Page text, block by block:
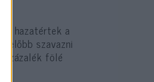
hazatértek a
előbb szavazni
fölé